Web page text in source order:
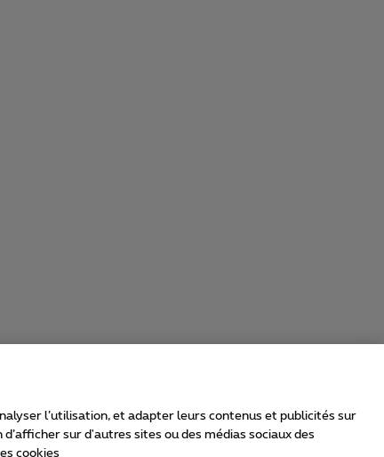
l’utilisation, et adapter leurs contenus et publicités sur
sur d'autres sites ou des médias sociaux des
cookies